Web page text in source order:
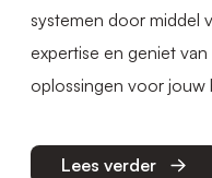
systemen door middel
expertise en geniet
oplossingen voor jouw
Lees verder